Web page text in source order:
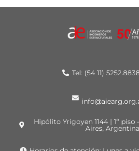
Tel: (54 11)
Hipólito Yrigoyen 1144 | 1º piso
Aires, Argentina